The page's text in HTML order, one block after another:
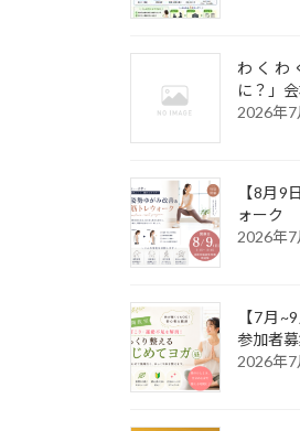
わくわ
に？」
2026年7
【8月9
ォーク
2026年7
【7月
参加者募
2026年7